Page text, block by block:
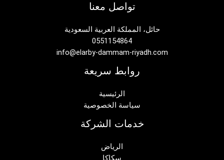
تواصل معنا
حائل، المملكة العربية السعودية
0551154864
info@elarby-dammam-riyadh.com
روابط سريعة
الرئيسية
سياسة الخصوصية
خدمات الشركة
الرياض
سكاكا